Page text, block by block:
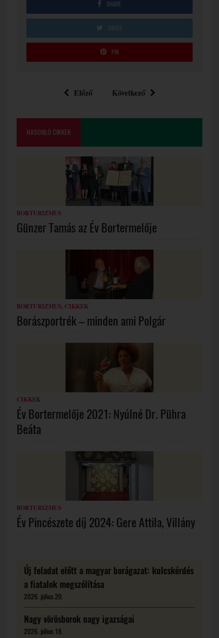
SHARE
TWEET
PIN
Előző Következő
HASONLÓ CIKKEK
BORTURIZMUS
Günzer Tamás az Év Bortermelője
BORTURIZMUS CIKKEK
Borászportrék – minden ami Polgár
CIKKEK
Év Bortermelője 2021: Nyúlné Dr. Pühra
Beáta
BORTURIZMUS
Év Pincészete díj 2024: Gere Attila, Villány
Új feladat előtt a magyar borágazat: kulcskérdés
a fiatalok megszólítása
2026. július 20.
Nagy vörösborok nagy igazságai
2026. július 18.